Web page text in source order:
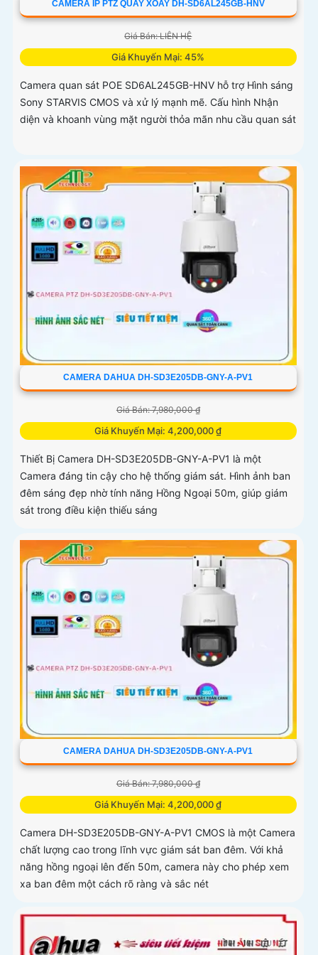
CAMERA IP PTZ QUAY XOAY DH-SD6AL245GB-HNV
Giá Bán: LIÊN HỆ
Giá Khuyến Mại: 45%
Camera quan sát POE SD6AL245GB-HNV hỗ trợ Hình sáng
Sony STARVIS CMOS và xử lý mạnh mẽ. Cấu hình Nhận
diện và khoanh vùng mặt người thỏa mãn nhu cầu quan sát
CAMERA DAHUA DH-SD3E205DB-GNY-A-PV1
Giá Bán: 7,980,000 ₫
Giá Khuyến Mại: 4,200,000 ₫
Thiết Bị Camera DH-SD3E205DB-GNY-A-PV1 là một
Camera đáng tin cậy cho hệ thống giám sát. Hình ảnh ban
đêm sáng đẹp nhờ tính năng Hồng Ngoại 50m, giúp giám
sát trong điều kiện thiếu sáng
CAMERA DAHUA DH-SD3E205DB-GNY-A-PV1
Giá Bán: 7,980,000 ₫
Giá Khuyến Mại: 4,200,000 ₫
Camera DH-SD3E205DB-GNY-A-PV1 CMOS là một Camera
chất lượng cao trong lĩnh vực giám sát ban đêm. Với khả
năng hồng ngoại lên đến 50m, camera này cho phép xem
xa ban đêm một cách rõ ràng và sắc nét